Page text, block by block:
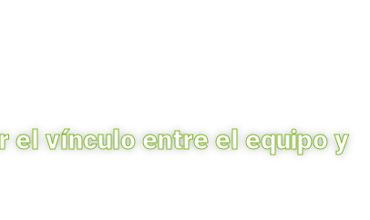
el vínculo entre el equipo y